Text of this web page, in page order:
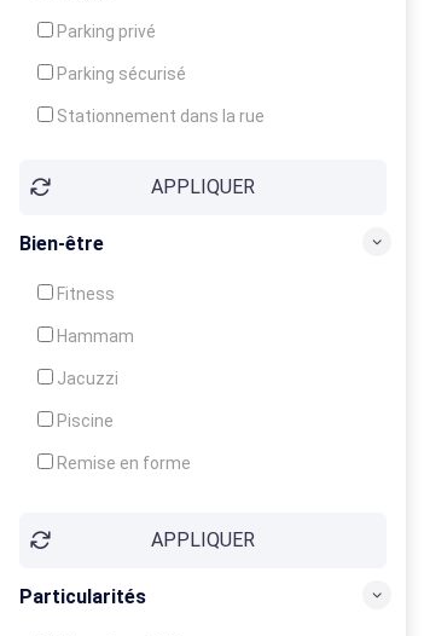
Parking privé
Parking sécurisé
Stationnement dans la rue
APPLIQUER
Bien-être
Fitness
Hammam
Jacuzzi
Piscine
Remise en forme
Soins du corpsAPPLIQUER
Particularités